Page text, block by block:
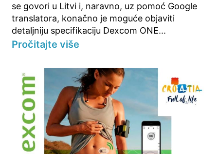
se govori u Litvi i, naravno, uz pomoć Google
translatora, konačno je moguće objaviti
detaljniju specifikaciju Dexcom ONE...
Pročitajte više